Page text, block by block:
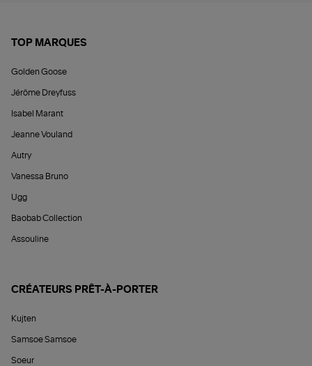
TOP MARQUES
Golden Goose
Jérôme Dreyfuss
Isabel Marant
Jeanne Vouland
Autry
Vanessa Bruno
Ugg
Baobab Collection
Assouline
CRÉATEURS PRÊT-À-PORTER
Kujten
Samsoe Samsoe
Soeur